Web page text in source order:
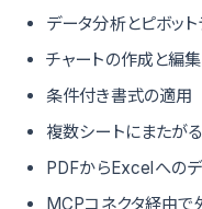
データ分析とピボッ
チャートの作成と編集
条件付き書式の適用
複数シートにまたが
PDFからExcelへの
MCPコネクタ経由で